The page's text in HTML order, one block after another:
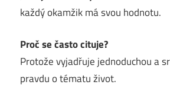
každý okamžik má svou hodnotu.
Proč se často cituje?
Protože vyjadřuje jednoduchou a
pravdu o tématu život.